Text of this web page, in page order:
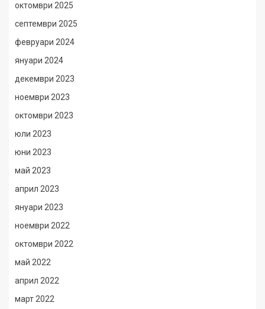
октомври 2025
септември 2025
февруари 2024
януари 2024
декември 2023
ноември 2023
октомври 2023
юли 2023
юни 2023
май 2023
април 2023
януари 2023
ноември 2022
октомври 2022
май 2022
април 2022
март 2022